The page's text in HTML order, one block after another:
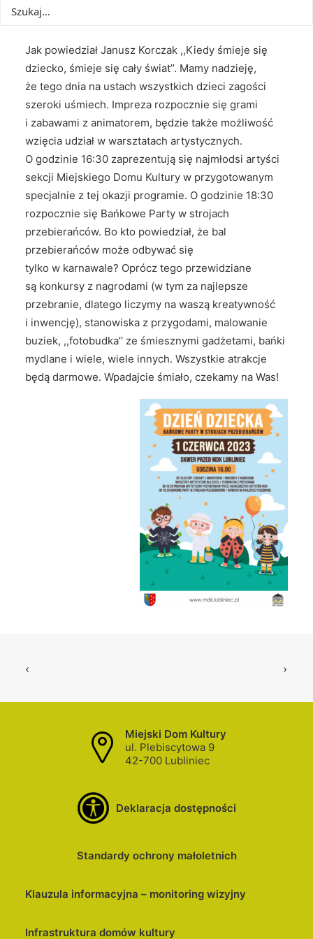
najmłodszych!
Jak powiedział Janusz Korczak ,,Kiedy śmieje się
dziecko, śmieje się cały świat’’. Mamy nadzieję,
że tego dnia na ustach wszystkich dzieci zagości
szeroki uśmiech. Impreza rozpocznie się grami
i zabawami z animatorem, będzie także możliwość
wzięcia udział w warsztatach artystycznych.
O godzinie 16:30 zaprezentują się najmłodsi artyści
sekcji Miejskiego Domu Kultury w przygotowanym
specjalnie z tej okazji programie. O godzinie 18:30
rozpocznie się Bańkowe Party w strojach
przebierańców. Bo kto powiedział, że bal
przebierańców może odbywać się
tylko w karnawale? Oprócz tego przewidziane
są konkursy z nagrodami (w tym za najlepsze
przebranie, dlatego liczymy na waszą kreatywność
i inwencję), stanowiska z przygodami, malowanie
buziek, ,,fotobudka’’ ze śmiesznymi gadżetami, bańki
mydlane i wiele, wiele innych. Wszystkie atrakcje
będą darmowe. Wpadajcie śmiało, czekamy na Was!
Miejski Dom Kultury
ul. Plebiscytowa 9
42-700 Lubliniec
Deklaracja dostępności
Standardy ochrony małoletnich
Klauzula informacyjna – monitoring wizyjny
Infrastruktura domów kultury